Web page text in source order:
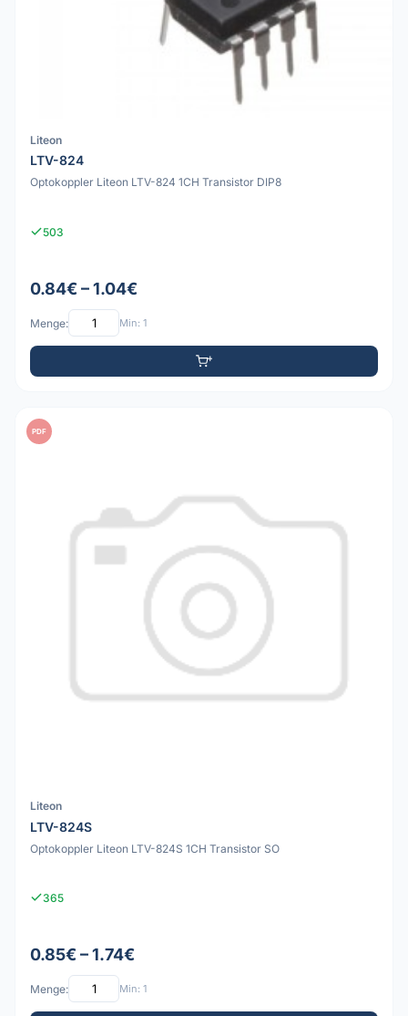
Liteon
LTV-824
Optokoppler Liteon LTV-824 1CH Transistor DIP8
503
0.84€ – 1.04€
Menge: Min: 1
PDF
Liteon
LTV-824S
Optokoppler Liteon LTV-824S 1CH Transistor SO
365
0.85€ – 1.74€
Menge: Min: 1